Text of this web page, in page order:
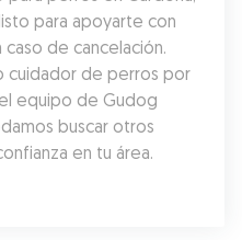
para apoyarte con
de cancelación.
cuidador de perros por
equipo de Gudog
buscar otros
en tu área.